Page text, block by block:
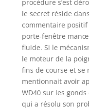
procédure s’est
le secret réside
commentaire positif
porte-fenêtre
fluide. Si le
le moteur de la
fins de course et
mentionnait avoir
WD40 sur les
qui a résolu son